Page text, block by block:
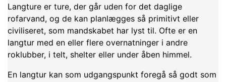
Langture er ture, der går uden for det daglige
rofarvand, og de kan planlægges så primitivt eller
civiliseret, som mandskabet har lyst til. Ofte er en
langtur med en eller flere overnatninger i andre
roklubber, i telt, shelter eller under åben himmel.
En langtur kan som udgangspunkt foregå så godt som